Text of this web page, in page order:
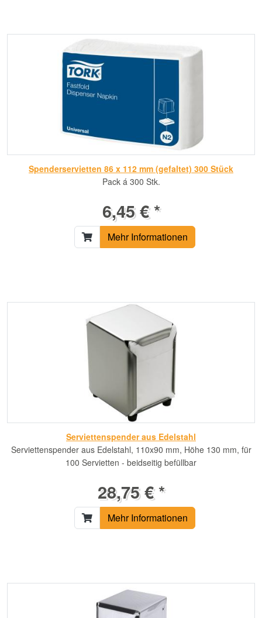
Spenderservietten 86 x 112 mm (gefaltet) 300 Stück
Pack á 300 Stk.
6,45 € *
Mehr Informationen
Serviettenspender aus Edelstahl
Serviettenspender aus Edelstahl, 110x90 mm, Höhe 130 mm, für
100 Servietten - beidseitig befüllbar
28,75 € *
Mehr Informationen